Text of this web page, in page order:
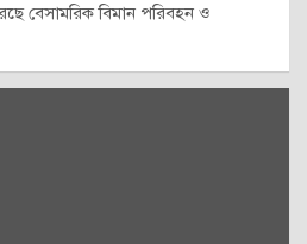
বেসামরিক বিমান পরিবহন ও